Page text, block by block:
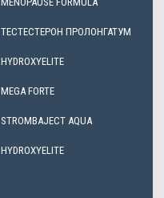
ТЕСТЕСТЕРОН ПРОЛОНГАТУМ
HYDROXYELITE
MEGA FORTE
STROMBAJECT AQUA
HYDROXYELITE